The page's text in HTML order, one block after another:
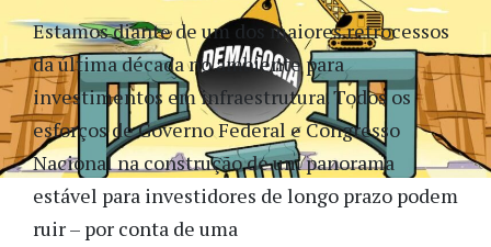
Estamos diante de um dos maiores retrocessos
da última década no ambiente para
investimentos em infraestrutura. Todos os
esforços de Governo Federal e Congresso
Nacional na construção de um panorama
estável para investidores de longo prazo podem
ruir – por conta de uma